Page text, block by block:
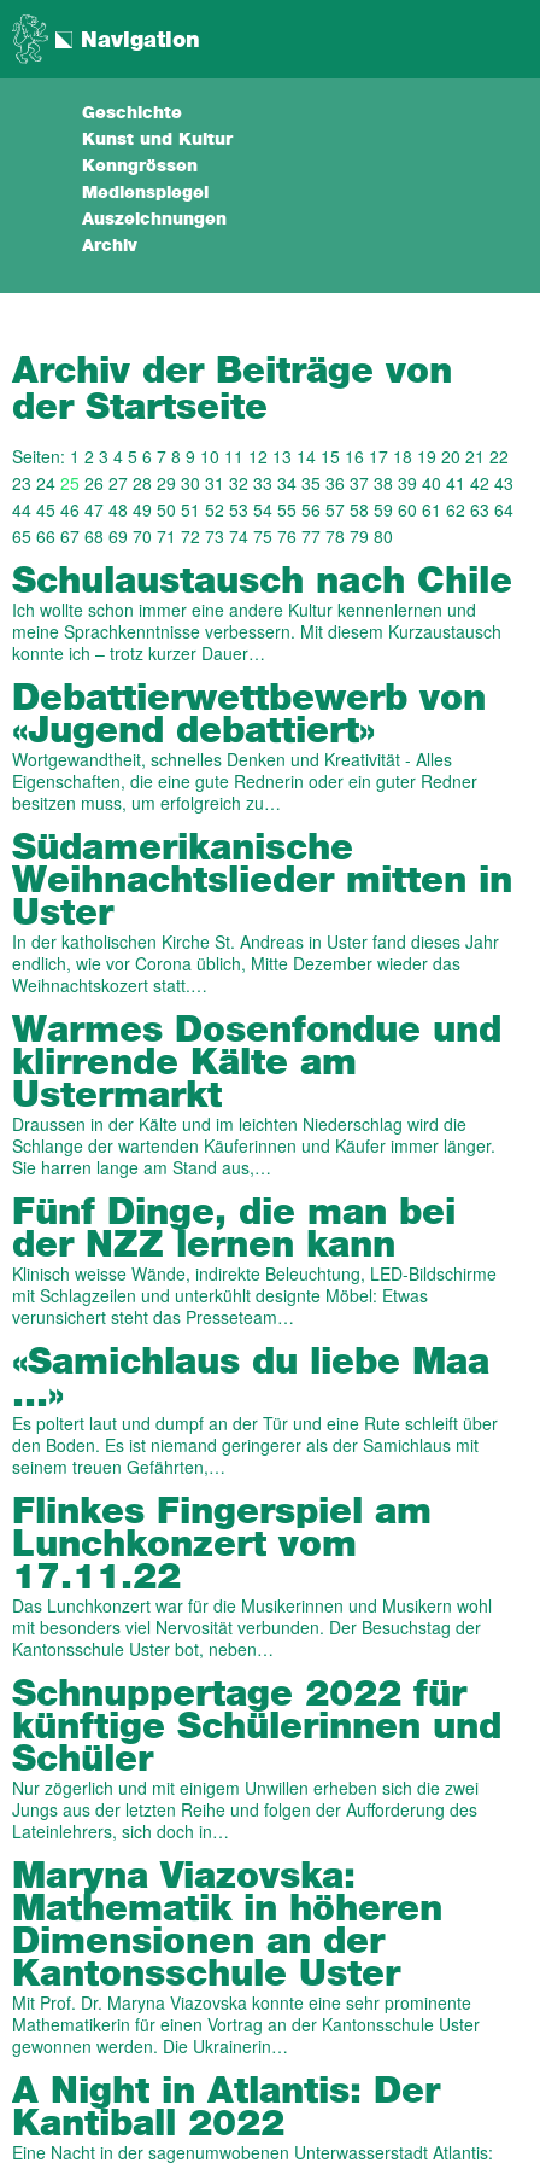
Navigation
Geschichte
Kunst und Kultur
Kenngrössen
Medienspiegel
Auszeichnungen
Archiv
Archiv der Beiträge von
der Startseite
Seiten: 1 2 3 4 5 6 7 8 9 10 11 12 13 14 15 16 17 18 19 20 21 22
23 24 25 26 27 28 29 30 31 32 33 34 35 36 37 38 39 40 41 42 43
44 45 46 47 48 49 50 51 52 53 54 55 56 57 58 59 60 61 62 63 64
65 66 67 68 69 70 71 72 73 74 75 76 77 78 79 80
Schulaustausch nach Chile
Ich wollte schon immer eine andere Kultur kennenlernen und
meine Sprachkenntnisse verbessern. Mit diesem Kurzaustausch
konnte ich – trotz kurzer Dauer…
Debattierwettbewerb von
«Jugend debattiert»
Wortgewandtheit, schnelles Denken und Kreativität - Alles
Eigenschaften, die eine gute Rednerin oder ein guter Redner
besitzen muss, um erfolgreich zu…
Südamerikanische
Weihnachtslieder mitten in
Uster
In der katholischen Kirche St. Andreas in Uster fand dieses Jahr
endlich, wie vor Corona üblich, Mitte Dezember wieder das
Weihnachtskozert statt.…
Warmes Dosenfondue und
klirrende Kälte am
Ustermarkt
Draussen in der Kälte und im leichten Niederschlag wird die
Schlange der wartenden Käuferinnen und Käufer immer länger.
Sie harren lange am Stand aus,…
Fünf Dinge, die man bei
der NZZ lernen kann
Klinisch weisse Wände, indirekte Beleuchtung, LED-Bildschirme
mit Schlagzeilen und unterkühlt designte Möbel: Etwas
verunsichert steht das Presseteam…
«Samichlaus du liebe Maa
…»
Es poltert laut und dumpf an der Tür und eine Rute schleift über
den Boden. Es ist niemand geringerer als der Samichlaus mit
seinem treuen Gefährten,…
Flinkes Fingerspiel am
Lunchkonzert vom
17.11.22
Das Lunchkonzert war für die Musikerinnen und Musikern wohl
mit besonders viel Nervosität verbunden. Der Besuchstag der
Kantonsschule Uster bot, neben…
Schnuppertage 2022 für
künftige Schülerinnen und
Schüler
Nur zögerlich und mit einigem Unwillen erheben sich die zwei
Jungs aus der letzten Reihe und folgen der Aufforderung des
Lateinlehrers, sich doch in…
Maryna Viazovska:
Mathematik in höheren
Dimensionen an der
Kantonsschule Uster
Mit Prof. Dr. Maryna Viazovska konnte eine sehr prominente
Mathematikerin für einen Vortrag an der Kantonsschule Uster
gewonnen werden. Die Ukrainerin…
A Night in Atlantis: Der
Kantiball 2022
Eine Nacht in der sagenumwobenen Unterwasserstadt Atlantis: